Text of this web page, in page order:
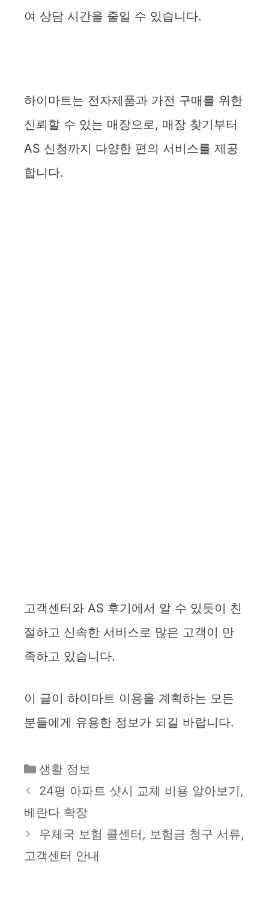
여 상담 시간을 줄일 수 있습니다.
하이마트는 전자제품과 가전 구매를 위한
신뢰할 수 있는 매장으로, 매장 찾기부터
AS 신청까지 다양한 편의 서비스를 제공
합니다.
고객센터와 AS 후기에서 알 수 있듯이 친
절하고 신속한 서비스로 많은 고객이 만
족하고 있습니다.
이 글이 하이마트 이용을 계획하는 모든
분들에게 유용한 정보가 되길 바랍니다.
카
테
리
생활 정보
24평 아파트 샷시 교체 비용 알아보기,
베란다 확장
우체국 보험 콜센터, 보험금 청구 서류,
고객센터 안내